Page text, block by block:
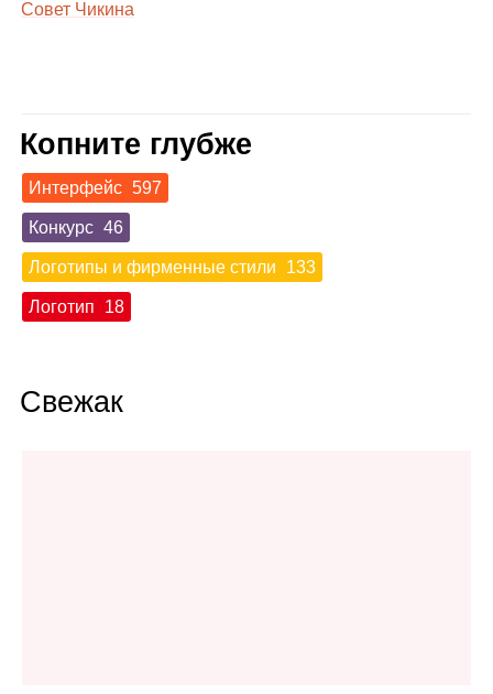
Совет Чикина
Копните глубже
Интерфейс 597
Конкурс 46
Логотипы и фирменные стили 133
Логотип 18
Свежак